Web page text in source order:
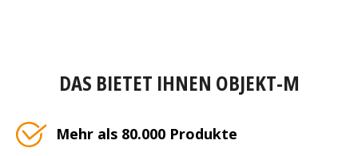
DAS BIETET IHNEN OBJEKT-M
Mehr als 80.000 Produkte